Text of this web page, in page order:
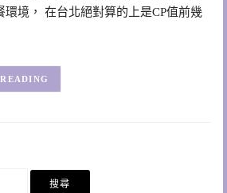
境， 在台北絕對算的上是CP值前幾